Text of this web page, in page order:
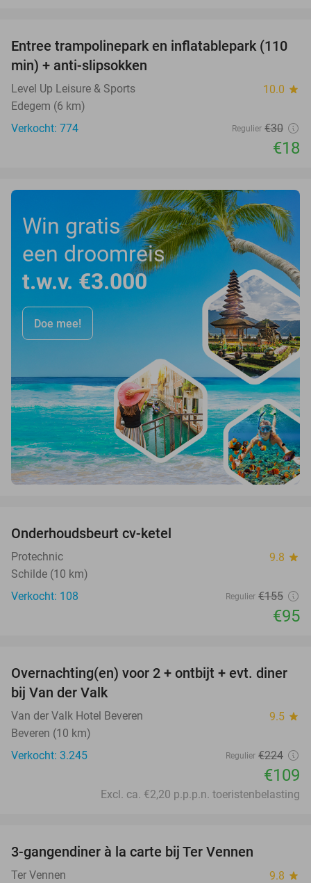
40%
Entree trampolinepark en inflatablepark (110
min) + anti-slipsokken
Level Up Leisure & Sports 10.0 star
Edegem (6 km)
Verkocht: 774
Regulier €30
€18
Win gratis
een droomreis
t.w.v. €3.000
Doe mee!
Onderhoudsbeurt cv-ketel
Protechnic 9.8 star
Schilde (10 km)
Verkocht: 108
Regulier €155
€95
51%
Overnachting(en) voor 2 + ontbijt + evt. diner
bij Van der Valk
Van der Valk Hotel Beveren 9.5 star
Beveren (10 km)
Verkocht: 3.245
Regulier €224
€109
Excl. ca. €2,20 p.p.p.n. toeristenbelasting
3-gangendiner à la carte bij Ter Vennen
Ter Vennen 9.8 star